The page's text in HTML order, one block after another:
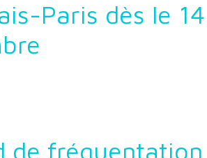
Paris dès le 14
de